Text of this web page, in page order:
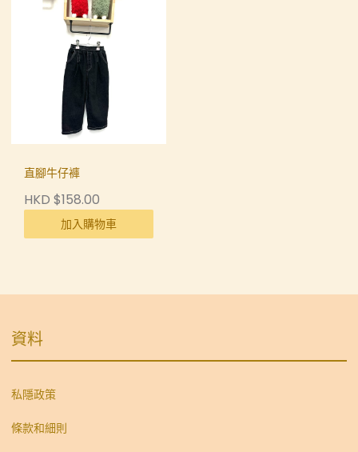
直腳牛仔褲
HKD $158.00
加入購物車
資料
私隱政策
條款和細則